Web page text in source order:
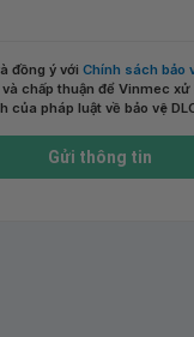
đồng ý với Chính sách bảo
và chấp thuận để Vinmec xử
của pháp luật về bảo vệ
Gửi thông tin